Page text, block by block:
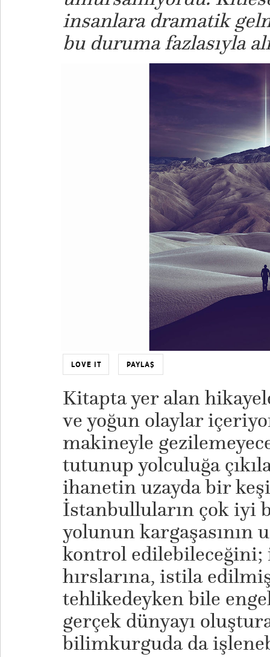
insanlara dramatik
bu duruma fazlasıyla
LOVE IT PAYLAŞ
Kitapta yer alan
ve yoğun olaylar
makineyle
tutunup yolculuğa
ihanetin uzayda bir
İstanbulluların çok iyi
yolunun kargaşasının
kontrol edilebileceğini;
hırslarına, istila
tehlikedeyken bile
gerçek dünyayı
bilimkurguda da